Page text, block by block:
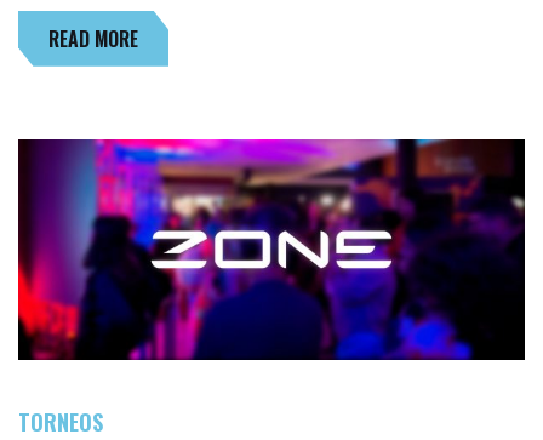
READ MORE
TORNEOS